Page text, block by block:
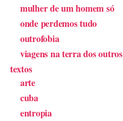
mulher de um homem só
onde perdemos tudo
outrofobia
viagens na terra dos outros
textos
arte
cuba
entropia